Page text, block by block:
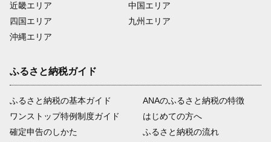
近畿エリア
四国エリア
沖縄エリア
中国エリア
九州エリア
ふるさと納税ガイド
ふるさと納税の基本ガイド
ワンストップ特例制度ガイド
確定申告のしかた
ANAのふるさと納税の特徴
はじめての方へ
ふるさと納税の流れ